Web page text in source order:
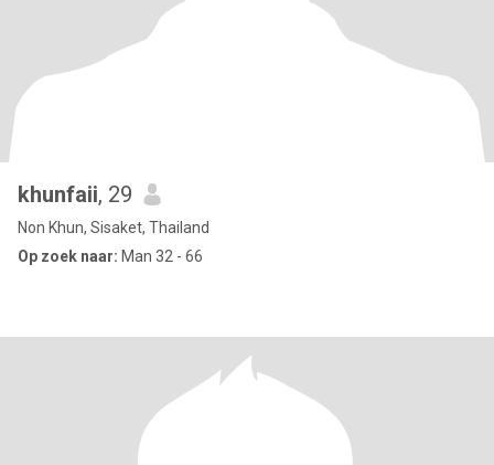
khunfaii, 29
Non Khun, Sisaket, Thailand
Op zoek naar: Man 32 - 66